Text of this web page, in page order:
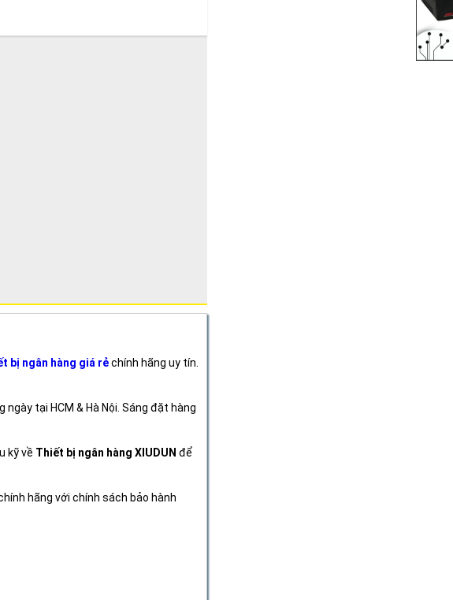
bị ngân hàng giá rẻchính hãng uy tín.
tại HCM & Hà Nội. Sáng đặt hàng
kỹ về Thiết bị ngân hàng XIUDUN để
hãng với chính sách bảo hành